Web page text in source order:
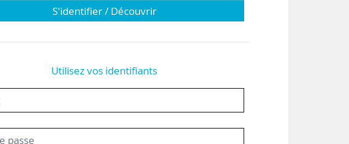
S'identifier / Découvrir
Utilisez vos identifiants